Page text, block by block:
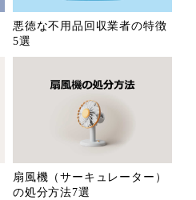
悪徳な不用品回収業者の特徴
5選
扇風機（サーキュレーター）
の処分方法7選